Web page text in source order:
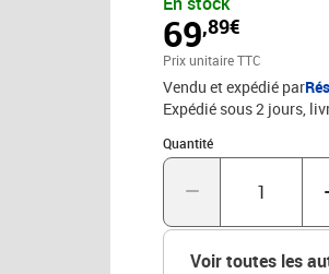
meuble TV est
humide.Couleur : Gris
(L x l x H)Avec 1 porte
69,89€
Prix unitaire TTC
Vendu et expédié par
Expédié sous 2 jours
Quantité
Quantité : 1
Voir toutes les